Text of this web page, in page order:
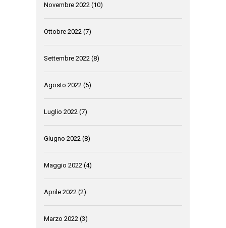
Novembre 2022 (10)
Ottobre 2022 (7)
Settembre 2022 (8)
Agosto 2022 (5)
Luglio 2022 (7)
Giugno 2022 (8)
Maggio 2022 (4)
Aprile 2022 (2)
Marzo 2022 (3)